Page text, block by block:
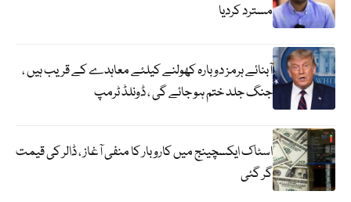
مسترد کردیا
آبنائے ہرمز دوبارہ کھولنے کیلئے معاہدے کے قریب ہیں ،
جنگ جلد ختم ہو جائے گی ، ڈونلڈ ٹرمپ
اسٹاک ایکسچینج میں کاروبار کا منفی آغاز ، ڈالر کی قیمت
گر گئی